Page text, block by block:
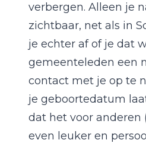
verbergen. Alleen je
zichtbaar, net als in
je echter af of je dat
gemeenteleden een
contact met je op te
je geboortedatum
dat het voor anderen
even leuker en